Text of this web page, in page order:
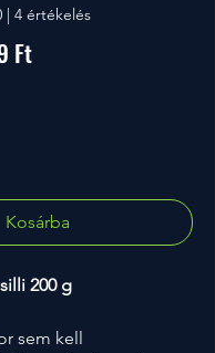
of five stars based on 4
| 4 értékelés
FtAkciós
Kosárba
200 g
sem kell